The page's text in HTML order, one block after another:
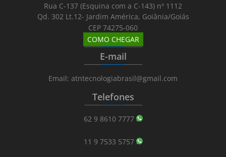
Rua C-137 (Esquina com a C-143) nº 1112
Qd. 302 Lt.12- Jardim América, Goiânia/Goiás
CEP 74275-060
COMO CHEGAR
_______________________
E-mail
_______________________
Email: atntecnologiabrasil@gmail.com
Telefones
_______________________
62 9 8610 7777
11 9 7533 5757